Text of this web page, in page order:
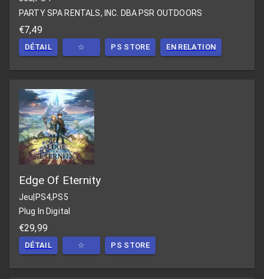
PARTY SPA RENTALS, INC. DBA PSR OUTDOORS
€7,49
DÉTAIL ☆ PS STORE EN RELATION
Edge Of Eternity
Jeu|PS4,PS5
Plug In Digital
€29,99
DÉTAIL ☆ PS STORE